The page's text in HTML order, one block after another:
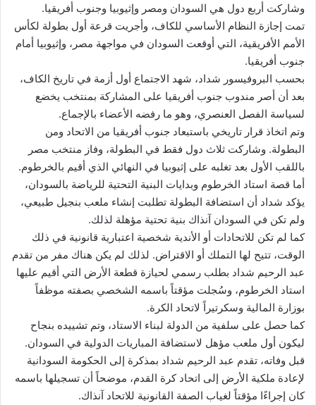
وشاركت أربع دول هي السودان ومصر وإثيوبيا وجنوب أفريقيا.
تمت إجازة النظام الأساسي للكاف، وأجريت قرعة أول بطولة لكأس
الأمم الأفريقية، التي أوقعت السودان في مواجهة مصر، وإثيوبيا أمام
جنوب أفريقيا.
بحسب البروفيسور شداد، شهد الاجتماع أول أزمة في تاريخ الكاف،
بعد أن أصر مندوب جنوب أفريقيا على المشاركة بمنتخب يخضع
لسياسة الفصل العنصري، وهو ما رفضه الأعضاء بالإجماع.
وتم اتخاذ قرار تاريخي باستبعاد جنوب أفريقيا من الاتحاد ومن
البطولة. وشاركت ثلاث دول فقط في البطولة، وفاز منتخب مصر
باللقب الأول بعد تغلبه على إثيوبيا في النهائي الذي أقيم بالخرطوم.
أما قصة استاد الخرطوم وبدايات البنية التحتية للرياضة بالسودان،
يؤكد شداد أن استضافة البطولة تطلبت إنشاء ملعب بنجيل طبيعي،
ولم تكن في السودان آنذاك بنية تحتية مؤهلة لذلك.
كما لم تكن للاتحادات أو الأندية شخصية اعتبارية قانونية في ذلك
الوقت، تتيح لها التملك أو الاقتراض. لذلك لم يكن هناك مفر من تقدم
عبد الرحيم شداد بطلب رسمي لحيازة قطعة الأرض التي أقيم عليها
استاد الخرطوم، وسُجلت مؤقتاً باسمه الشخصي بصفته موظفاً
بوزارة المالية وسكرتيراً لاتحاد الكرة.
كما حصل على سلفية من الدولة لبناء الاستاد، وتم تشييده بنجاح
ليكون أول ملعب مؤهل لاستضافة المباريات الدولية في السودان.
قبل وفاته، تقدم عبد الرحيم شداد بمذكرة إلى الحكومة السودانية
لإعادة ملكية الأرض إلى اتحاد كرة القدم، موضحاً أن تسجيلها باسمه
كان إجراءًا مؤقتاً لغياب الصفة القانونية للاتحاد آنذاك.